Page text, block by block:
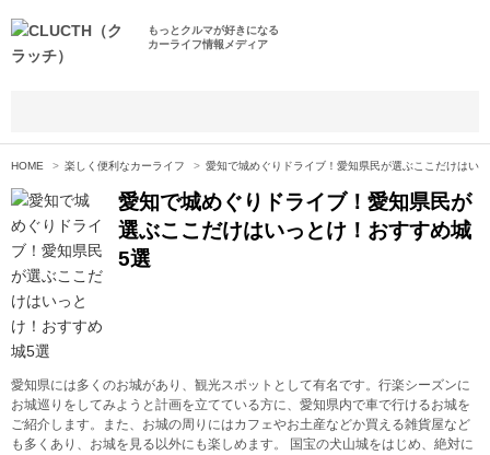
もっとクルマが好きになる
カーライフ情報メディア
HOME 楽しく便利なカーライフ 愛知で城めぐりドライブ！愛知県民が選ぶここだけはい
愛知で城めぐりドライブ！愛知県民が
選ぶここだけはいっとけ！おすすめ城
5選
愛知県には多くのお城があり、観光スポットとして有名です。行楽シーズンに
お城巡りをしてみようと計画を立てている方に、愛知県内で車で行けるお城を
ご紹介します。また、お城の周りにはカフェやお土産などか買える雑貨屋など
も多くあり、お城を見る以外にも楽しめます。 国宝の犬山城をはじめ、絶対に